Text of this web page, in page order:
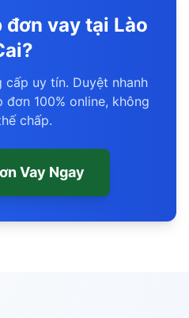
đơn vay tại Lào
cấp uy tín. Duyệt nhanh
100% online, không
chấp.
Vay Ngay